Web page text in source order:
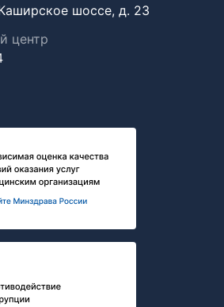
шоссе, д. 23
центр